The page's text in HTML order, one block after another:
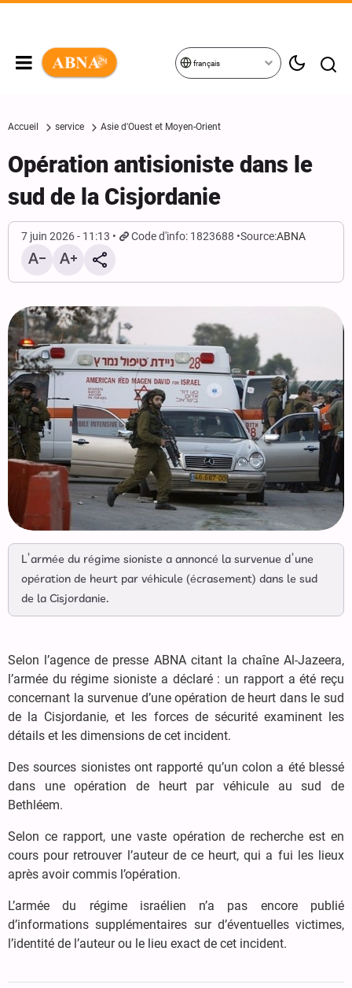
français
Accueil service Asie d'Ouest et Moyen-Orient
Opération antisioniste dans le
sud de la Cisjordanie
7 juin 2026 - 11:13 Code d'info: 1823688 Source:ABNA
L’armée du régime sioniste a annoncé la survenue d’une
opération de heurt par véhicule (écrasement) dans le sud
de la Cisjordanie.
Selon l’agence de presse ABNA citant la chaîne Al-Jazeera,
l’armée du régime sioniste a déclaré : un rapport a été reçu
concernant la survenue d’une opération de heurt dans le sud
de la Cisjordanie, et les forces de sécurité examinent les
détails et les dimensions de cet incident.
Des sources sionistes ont rapporté qu’un colon a été blessé
dans une opération de heurt par véhicule au sud de
Bethléem.
Selon ce rapport, une vaste opération de recherche est en
cours pour retrouver l’auteur de ce heurt, qui a fui les lieux
après avoir commis l’opération.
L’armée du régime israélien n’a pas encore publié
d’informations supplémentaires sur d’éventuelles victimes,
l’identité de l’auteur ou le lieu exact de cet incident.